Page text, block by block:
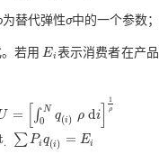
为替代弹性σ中的一个参数；
若用 Ei
Ei 表示消费者在产品
= ∫ N
0 q(i) ρ di]
1
ρ
= 0N (i) di1ρ
. ∑Pi q(i) = Ei
. ∑P iq(i)=Ei